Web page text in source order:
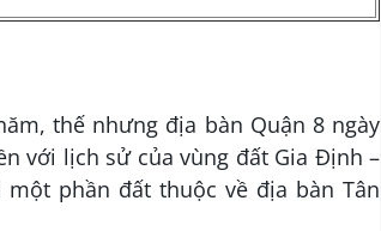
thế nhưng địa bàn Quận 8 ngày
với lịch sử của vùng đất Gia Định –
phần đất thuộc về địa bàn Tân